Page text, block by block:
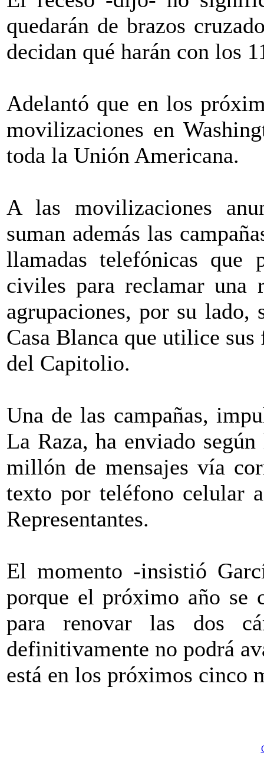
quedarán de brazos
decidan qué harán con los
Adelantó que en los
movilizaciones en
toda la Unión Americana.
A las movilizaciones
suman además las
llamadas telefónicas que
civiles para reclamar una
agrupaciones, por su
Casa Blanca que utilice
del Capitolio.
Una de las campañas,
La Raza, ha enviado
millón de mensajes vía
texto por teléfono celular
Representantes.
El momento -insistió
porque el próximo año se
para renovar las dos
definitivamente no podrá
está en los próximos cinco